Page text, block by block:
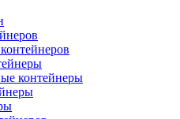
контейнеры